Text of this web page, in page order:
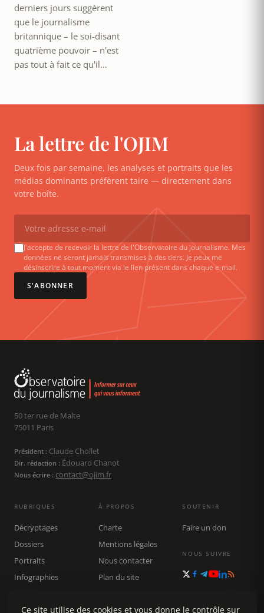
derniers jours suggèrent
que le journalisme
britannique – le soi-disant
quatrième pouvoir – n'est
pas tout à fait ce qu'il…
La lettre de l'OJIM
Deux fois par semaine, les analyses et portraits que les
médias dominants préfèrent taire — directement dans
votre boîte.
J'accepte de recevoir la lettre de l'Observatoire du journalisme. Mes
données ne seront jamais transmises à des tiers. Je peux me
désinscrire à tout moment via le lien présent dans chaque e-mail.
S'ABONNER
50 ter rue de Malte
75011 Paris
Président : Claude Chollet
Dir. rédaction : Édouard Chanot
Nous écrire : contact@ojim.fr
RUBRIQUES
Décryptages
Dossiers
Portraits
Infographies
Rechercher
À PROPOS
Charte
Mentions légales
Nous contacter
Plan du site
SOUTENIR
Faire un don
NOUS SUIVRE
Ce site utilise des cookies et vous donne le contrôle sur